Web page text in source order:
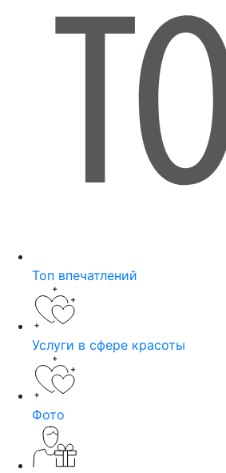
Топ впечатлений
Услуги в сфере красоты
Фото